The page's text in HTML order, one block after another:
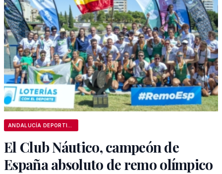
El Club Náutico, campeón de
España absoluto de remo olímpico